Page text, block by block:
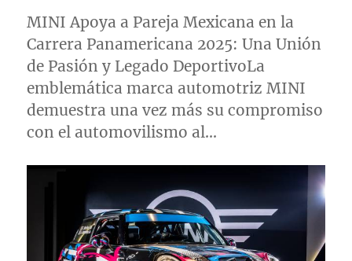
MINI Apoya a Pareja Mexicana en la
Carrera Panamericana 2025: Una Unión
de Pasión y Legado DeportivoLa
emblemática marca automotriz MINI
demuestra una vez más su compromiso
con el automovilismo al…